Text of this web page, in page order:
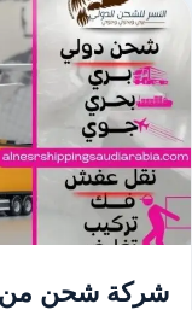
شركة شحن من